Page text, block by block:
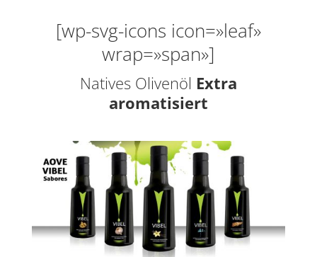
[wp-svg-icons icon=»leaf»
wrap=»span»]
Natives Olivenöl Extra
aromatisiert